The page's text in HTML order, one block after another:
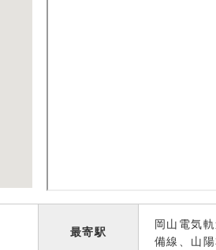
最寄駅
岡山電気
備線、山